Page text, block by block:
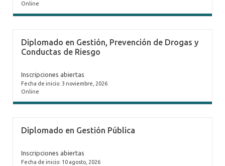
Online
Diplomado en Gestión, Prevención de Drogas y
Conductas de Riesgo
Inscripciones abiertas
Fecha de inicio: 3 noviembre, 2026
Online
Diplomado en Gestión Pública
Inscripciones abiertas
Fecha de inicio: 10 agosto, 2026